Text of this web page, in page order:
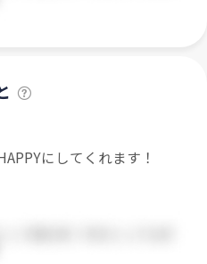
にしてくれます！